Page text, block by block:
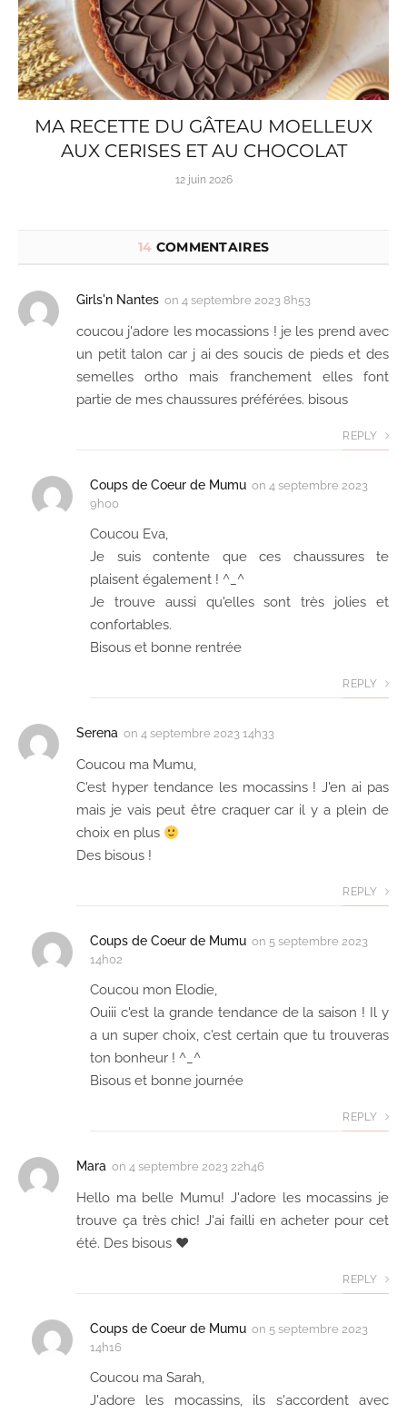
MA RECETTE DU GÂTEAU MOELLEUX
AUX CERISES ET AU CHOCOLAT
12 juin 2026
14 COMMENTAIRES
Girls'n Nantes on 4 septembre 2023 8h53
coucou j'adore les mocassions ! je les prend avec
un petit talon car j ai des soucis de pieds et des
semelles ortho mais franchement elles font
partie de mes chaussures préférées. bisous
REPLY
Coups de Coeur de Mumu on 4 septembre 2023
9h00
Coucou Eva,
Je suis contente que ces chaussures te
plaisent également ! ^_^
Je trouve aussi qu'elles sont très jolies et
confortables.
Bisous et bonne rentrée
REPLY
Serena on 4 septembre 2023 14h33
Coucou ma Mumu,
C'est hyper tendance les mocassins ! J'en ai pas
mais je vais peut être craquer car il y a plein de
choix en plus
Des bisous !
REPLY
Coups de Coeur de Mumu on 5 septembre 2023
14h02
Coucou mon Elodie,
Ouiii c'est la grande tendance de la saison ! Il y
a un super choix, c'est certain que tu trouveras
ton bonheur ! ^_^
Bisous et bonne journée
REPLY
Mara on 4 septembre 2023 22h46
Hello ma belle Mumu! J'adore les mocassins je
trouve ça très chic! J'ai failli en acheter pour cet
été. Des bisous ♥
REPLY
Coups de Coeur de Mumu on 5 septembre 2023
14h16
Coucou ma Sarah,
J'adore les mocassins, ils s'accordent avec